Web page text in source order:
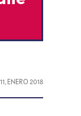
11, ENERO 2018